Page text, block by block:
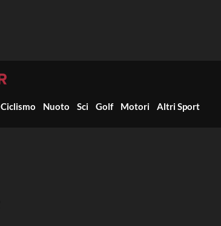
Ciclismo Nuoto Sci Golf Motori Altri Sport